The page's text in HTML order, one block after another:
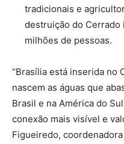
tradicionais e
destruição do Cerrado
milhões de pessoas.
“Brasília está inserida no
nascem as águas que
Brasil e na América do
conexão mais visível e
Figueiredo,